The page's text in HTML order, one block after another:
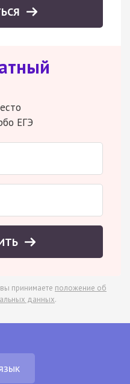
ЕГЭ
принимаете положение об
данных.